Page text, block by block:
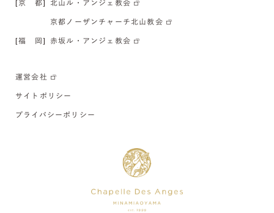
[京 都] 北山ル・アンジェ教会
京都ノーザンチャーチ北山教会
[福 岡] 赤坂ル・アンジェ教会
運営会社
サイトポリシー
プライバシーポリシー